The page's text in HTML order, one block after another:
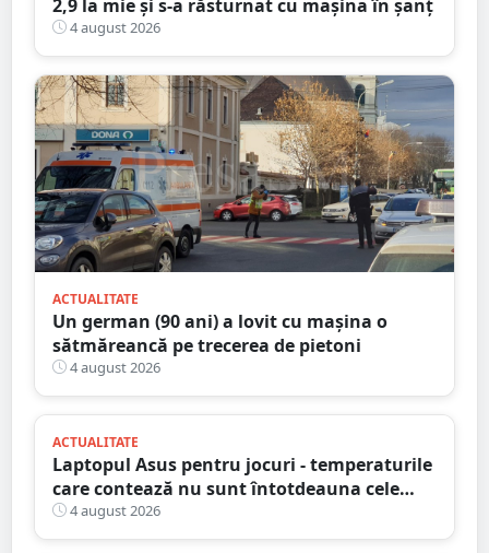
2,9 la mie și s-a răsturnat cu mașina în șanț
4 august 2026
ACTUALITATE
Un german (90 ani) a lovit cu mașina o
sătmăreancă pe trecerea de pietoni
4 august 2026
ACTUALITATE
Laptopul Asus pentru jocuri - temperaturile
care contează nu sunt întotdeauna cele
mai mari
4 august 2026